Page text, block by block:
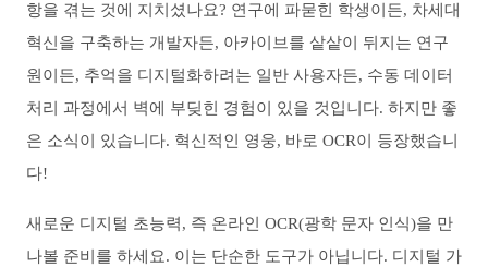
항을 겪는 것에 지치셨나요? 연구에 파묻힌 학생이든, 차세대
혁신을 구축하는 개발자든, 아카이브를 샅샅이 뒤지는 연구
원이든, 추억을 디지털화하려는 일반 사용자든, 수동 데이터
처리 과정에서 벽에 부딪힌 경험이 있을 것입니다. 하지만 좋
은 소식이 있습니다. 혁신적인 영웅, 바로 OCR이 등장했습니
다!
새로운 디지털 초능력, 즉 온라인 OCR(광학 문자 인식)을 만
나볼 준비를 하세요. 이는 단순한 도구가 아닙니다. 디지털 가